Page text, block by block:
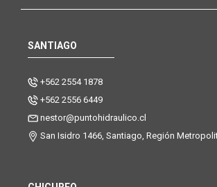
SANTIAGO
+562 2554 1878
+562 2556 6449
nestor@puntohidraulico.cl
San Isidro 1466, Santiago, Región